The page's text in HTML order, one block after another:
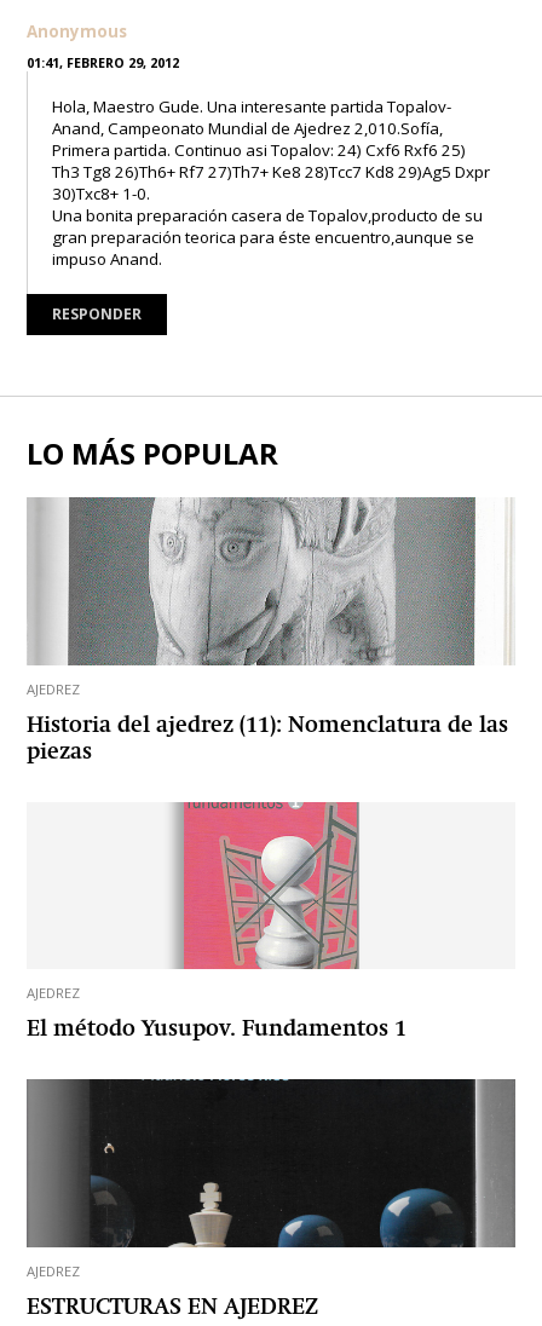
Anonymous
01:41, FEBRERO 29, 2012
Hola, Maestro Gude. Una interesante partida Topalov-
Anand, Campeonato Mundial de Ajedrez 2,010.Sofía,
Primera partida. Continuo asi Topalov: 24) Cxf6 Rxf6 25)
Th3 Tg8 26)Th6+ Rf7 27)Th7+ Ke8 28)Tcc7 Kd8 29)Ag5 Dxpr
30)Txc8+ 1-0.
Una bonita preparación casera de Topalov,producto de su
gran preparación teorica para éste encuentro,aunque se
impuso Anand.
RESPONDER
LO MÁS POPULAR
AJEDREZ
Historia del ajedrez (11): Nomenclatura de las
piezas
AJEDREZ
El método Yusupov. Fundamentos 1
AJEDREZ
ESTRUCTURAS EN AJEDREZ